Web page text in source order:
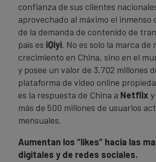
confianza de sus clientes
aprovechado al máximo el inmenso
de la demanda de contenido de
país es iQiyi. No es solo la marca de
crecimiento en China, sino en el
y posee un valor de 3.702 millones
plataforma de video online
es la respuesta de China a Netflix
más de 500 millones de usuarios
mensuales.
Aumentan los “likes” hacia las
digitales y de redes sociales.